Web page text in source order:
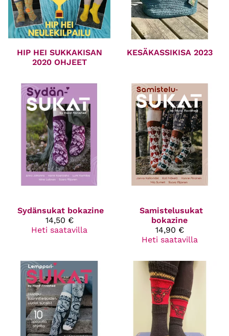
HIP HEI SUKKAKISAN
2020 OHJEET
KESÄKASSIKISA 2023
Sydänsukat bokazine
14,50 €
Heti saatavilla
Samistelusukat
bokazine
14,90 €
Heti saatavilla